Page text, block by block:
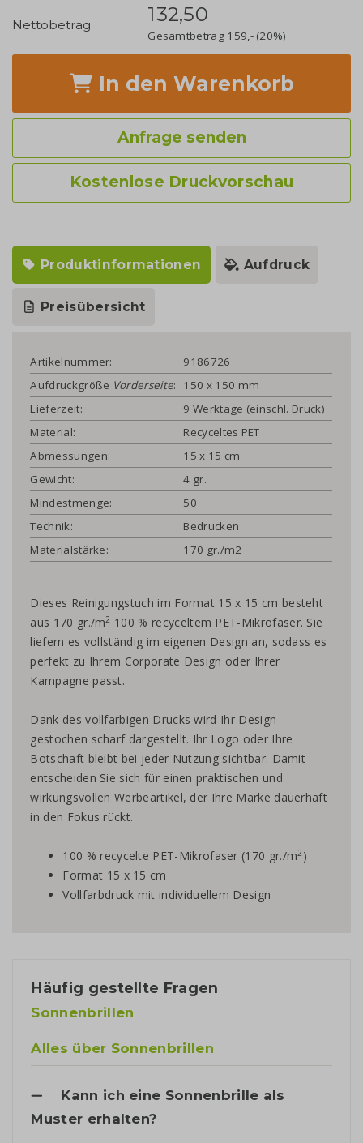
Nettobetrag 132,50
Gesamtbetrag 159,- (20%)
In den Warenkorb
Anfrage senden
Kostenlose Druckvorschau
Produktinformationen Aufdruck
Preisübersicht
Artikelnummer:
9186726
Aufdruckgröße Vorderseite:
150 x 150 mm
Lieferzeit:
9 Werktage (einschl. Druck)
Material:
Recyceltes PET
Abmessungen:
15 x 15 cm
Gewicht:
4 gr.
Mindestmenge:
50
Technik:
Bedrucken
Materialstärke:
170 gr./m2
Dieses Reinigungstuch im Format 15 x 15 cm besteht
aus 170 gr./m2 100 % recyceltem PET-Mikrofaser. Sie
liefern es vollständig im eigenen Design an, sodass es
perfekt zu Ihrem Corporate Design oder Ihrer
Kampagne passt.
Dank des vollfarbigen Drucks wird Ihr Design
gestochen scharf dargestellt. Ihr Logo oder Ihre
Botschaft bleibt bei jeder Nutzung sichtbar. Damit
entscheiden Sie sich für einen praktischen und
wirkungsvollen Werbeartikel, der Ihre Marke dauerhaft
in den Fokus rückt.
100 % recycelte PET-Mikrofaser (170 gr./m2)
Format 15 x 15 cm
Vollfarbdruck mit individuellem Design
Häufig gestellte Fragen
Sonnenbrillen
Alles über Sonnenbrillen
Kann ich eine Sonnenbrille als
Muster erhalten?